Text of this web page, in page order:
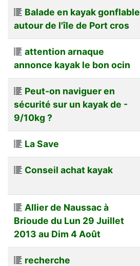
Balade en kayak gonflable
autour de l'île de Port cros
attention arnaque
annonce kayak le bon ocin
Peut-on naviguer en
sécurité sur un kayak de -
9/10kg ?
La Save
Conseil achat kayak
Allier de Naussac à
Brioude du Lun 29 Juillet
2013 au Dim 4 Août
recherche